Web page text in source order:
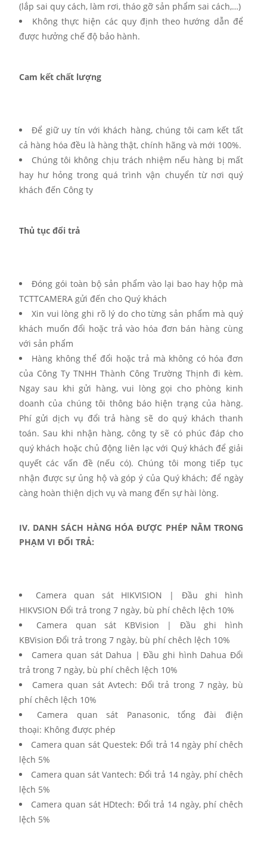
(lắp sai quy cách, làm rơi, tháo gỡ sản phẩm sai cách,…)
Không thực hiện các quy định theo hướng dẫn để
được hưởng chế độ bảo hành.
Cam kết chất lượng
Để giữ uy tín với khách hàng, chúng tôi cam kết tất
cả hàng hóa đều là hàng thật, chính hãng và mới 100%.
Chúng tôi không chịu trách nhiệm nếu hàng bị mất
hay hư hỏng trong quá trình vận chuyển từ nơi quý
khách đến Công ty
Thủ tục đổi trả
Đóng gói toàn bộ sản phẩm vào lại bao hay hộp mà
TCTTCAMERA gửi đến cho Quý khách
Xin vui lòng ghi rõ lý do cho từng sản phẩm mà quý
khách muốn đổi hoặc trả vào hóa đơn bán hàng cùng
với sản phẩm
Hàng không thể đổi hoặc trả mà không có hóa đơn
của Công Ty TNHH Thành Công Trường Thịnh đi kèm.
Ngay sau khi gửi hàng, vui lòng gọi cho phòng kinh
doanh của chúng tôi thông báo hiện trạng của hàng.
Phí gửi dịch vụ đổi trả hàng sẽ do quý khách thanh
toán. Sau khi nhận hàng, công ty sẽ có phúc đáp cho
quý khách hoặc chủ động liên lạc với Quý khách để giải
quyết các vấn đề (nếu có). Chúng tôi mong tiếp tục
nhận được sự ủng hộ và góp ý của Quý khách; để ngày
càng hoàn thiện dịch vụ và mang đến sự hài lòng.
IV. DANH SÁCH HÀNG HÓA ĐƯỢC PHÉP NẰM TRONG
PHẠM VI ĐỔI TRẢ:
Camera quan sát HIKVISION | Đầu ghi hình
HIKVSION Đổi trả trong 7 ngày, bù phí chêch lệch 10%
Camera quan sát KBVision | Đầu ghi hình
KBVision Đổi trả trong 7 ngày, bù phí chêch lệch 10%
Camera quan sát Dahua | Đầu ghi hình Dahua Đổi
trả trong 7 ngày, bù phí chêch lệch 10%
Camera quan sát Avtech: Đổi trả trong 7 ngày, bù
phí chêch lệch 10%
Camera quan sát Panasonic, tổng đài điện
thoại: Không được phép
Camera quan sát Questek: Đổi trả 14 ngày phí chêch
lệch 5%
Camera quan sát Vantech: Đổi trả 14 ngày, phí chêch
lệch 5%
Camera quan sát HDtech: Đổi trả 14 ngày, phí chêch
lệch 5%